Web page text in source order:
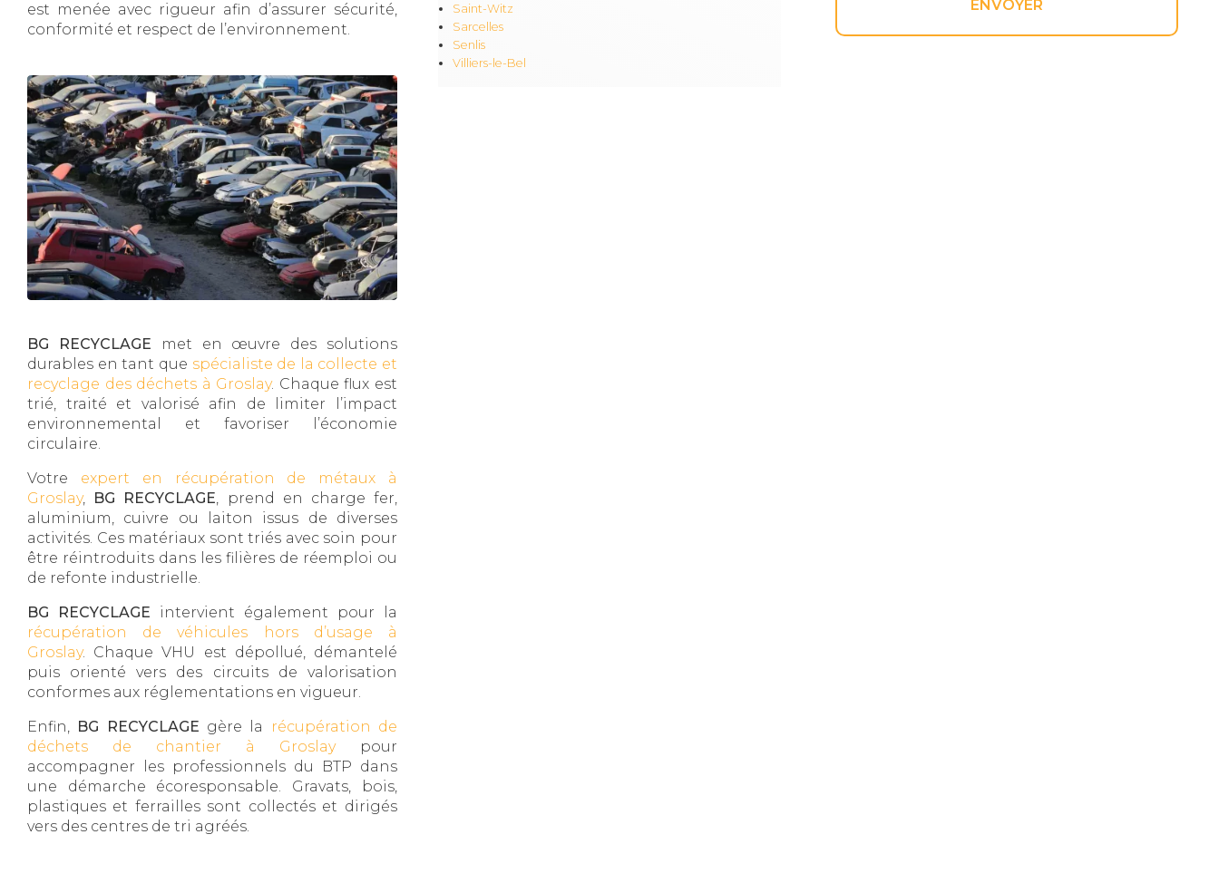
est menée avec rigueur afin d’assurer sécurité,
conformité et respect de l’environnement.
BG RECYCLAGE met en œuvre des solutions
durables en tant que spécialiste de la collecte et
recyclage des déchets à Groslay. Chaque flux est
trié, traité et valorisé afin de limiter l’impact
environnemental et favoriser l’économie
circulaire.
Votre expert en récupération de métaux à
Groslay, BG RECYCLAGE, prend en charge fer,
aluminium, cuivre ou laiton issus de diverses
activités. Ces matériaux sont triés avec soin pour
être réintroduits dans les filières de réemploi ou
de refonte industrielle.
BG RECYCLAGE intervient également pour la
récupération de véhicules hors d’usage à
Groslay. Chaque VHU est dépollué, démantelé
puis orienté vers des circuits de valorisation
conformes aux réglementations en vigueur.
Enfin, BG RECYCLAGE gère la
récupération de
déchets de chantier à Groslaypour
accompagner les professionnels du BTP dans
une démarche écoresponsable. Gravats, bois,
plastiques et ferrailles sont collectés et dirigés
vers des centres de tri agréés.
Saint-Witz
Sarcelles
Senlis
Villiers-le-Bel